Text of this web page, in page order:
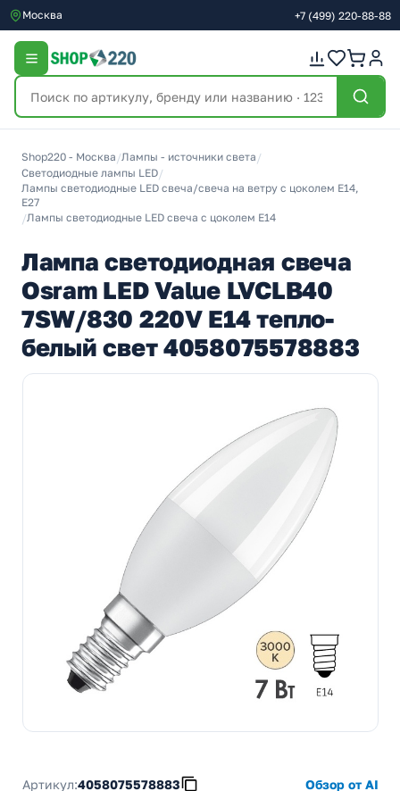
Москва +7 (499) 220-88-88
Shop220 - Москва /Лампы - источники света /
Светодиодные лампы LED/
Лампы светодиодные LED свеча/свеча на ветру с цоколем E14,
E27
/Лампы светодиодные LED свеча с цоколем E14
Лампа светодиодная свеча
Osram LED Value LVCLB40
7SW/830 220V E14 тепло-
белый свет 4058075578883
Артикул:4058075578883
Обзор от AI